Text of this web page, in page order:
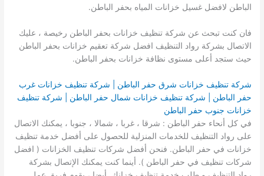
الباطن لافضل غسيل خزانات المياه بحفر الباطن.
فان كنت تبحث عن شركة تنظيف خزانات بحفر الباطن رخيصة ، عليك
الاتصال بشركة رواد التنظيف افضل شركة تعقيم خزانات بحفر الباطن
حيث ستجد أعلى مستوى نظافة خزانات بحفر الباطن.
شركة تنظيف خزانات شرق حفر الباطن | شركة تنظيف خزانات غرب
حفر الباطن | شركة تنظيف خزانات شمال حفر الباطن | شركة تنظيف
خزانات جنوب حفر الباطن
في كل أنحاء حفر الباطن : شرقا ، غربا ، شمالا ، جنوبا ، يمكنك الاتصال
على رواد التنظيف للخدمات المنزلية للحصول على أفضل خدمة تنظيف
خزانات في حفر الباطن. فنحن أفضل شركات تنظيف الخزانات ( افضل
شركات تنظيف في حفر الباطن ). أينما كنت يمكنك الإتصال بشركة